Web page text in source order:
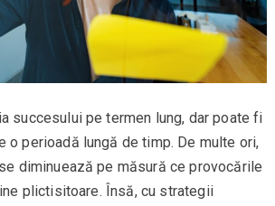
succesului pe termen lung, dar poate fi
o perioadă lungă de timp. De multe ori,
diminuează pe măsură ce provocările
plictisitoare. Însă, cu strategii